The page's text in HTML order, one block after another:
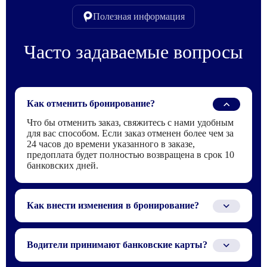
Полезная информация
Часто задаваемые вопросы
Как отменить бронирование?
Что бы отменить заказ, свяжитесь с нами удобным
для вас способом. Если заказ отменен более чем за
24 часов до времени указанного в заказе,
предоплата будет полностью возвращена в срок 10
банковских дней.
Как внести изменения в бронирование?
Для того что бы внести изменения в заказ,
свяжитесь с нами по телефону или электронной
почте, которые указаны в бронирование.
Водители принимают банковские карты?